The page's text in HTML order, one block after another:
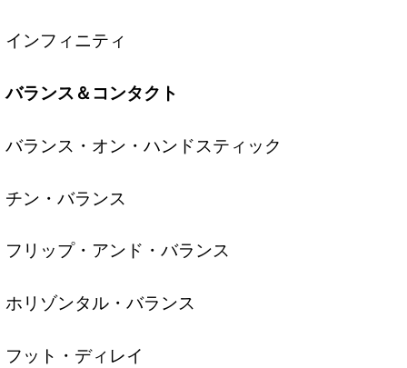
インフィニティ
バランス＆コンタクト
バランス・オン・ハンドスティック
チン・バランス
フリップ・アンド・バランス
ホリゾンタル・バランス
フット・ディレイ